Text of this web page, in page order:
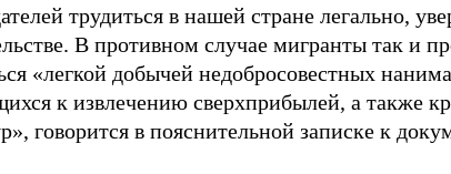
трудиться в нашей стране легально,
В противном случае мигранты так и
«легкой добычей недобросовестных
к извлечению сверхприбылей, а также
говорится в пояснительной записке к